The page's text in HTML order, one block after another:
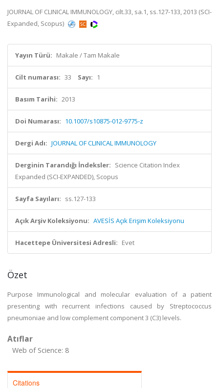
JOURNAL OF CLINICAL IMMUNOLOGY, cilt.33, sa.1, ss.127-133, 2013 (SCI-
Expanded, Scopus)
Yayın Türü: Makale / Tam Makale
Cilt numarası: 33 Sayı: 1
Basım Tarihi: 2013
Doi Numarası: 10.1007/s10875-012-9775-z
Dergi Adı: JOURNAL OF CLINICAL IMMUNOLOGY
Derginin Tarandığı İndeksler: Science Citation Index
Expanded (SCI-EXPANDED), Scopus
Sayfa Sayıları: ss.127-133
Açık Arşiv Koleksiyonu: AVESİS Açık Erişim Koleksiyonu
Hacettepe Üniversitesi Adresli: Evet
Özet
Purpose Immunological and molecular evaluation of a patient
presenting with recurrent infections caused by Streptococcus
pneumoniae and low complement component 3 (C3) levels.
Atıflar
Web of Science: 8
Citations